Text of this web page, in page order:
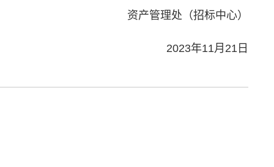
资产管理处（招标中心）
2023年11月21日